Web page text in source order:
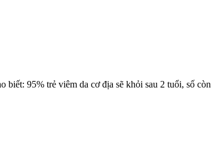
95% trẻ viêm da cơ địa sẽ khỏi sau 2 tuổi, số còn